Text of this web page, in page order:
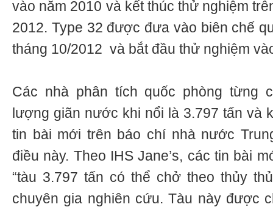
vào năm 2010 và kết thúc thử nghiệm
2012. Type 32 được đưa vào biên chế
tháng 10/2012 và bắt đầu thử nghiệm
Các nhà phân tích quốc phòng từng
lượng giãn nước khi nổi là 3.797 tấn và
tin bài mới trên báo chí nhà nước
điều này. Theo IHS Jane’s, các tin bài
“tàu 3.797 tấn có thể chở theo thủy
chuyên gia nghiên cứu. Tàu này được